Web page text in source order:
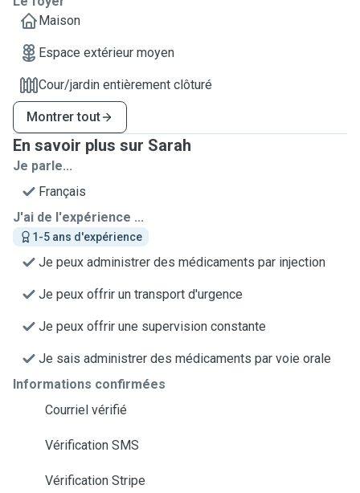
Maison
Espace extérieur moyen
Cour/jardin entièrement clôturé
Montrer tout
En savoir plus sur Sarah
Je parle...
Français
J'ai de l'expérience ...
1-5 ans d'expérience
Je peux administrer des médicaments par injection
Je peux offrir un transport d'urgence
Je peux offrir une supervision constante
Je sais administrer des médicaments par voie orale
Informations confirmées
Courriel vérifié
Vérification SMS
Vérification Stripe